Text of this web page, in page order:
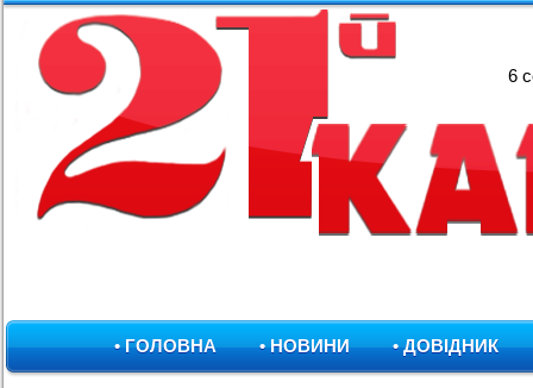
6
• ГОЛОВНА • НОВИНИ • ДОВІДНИК